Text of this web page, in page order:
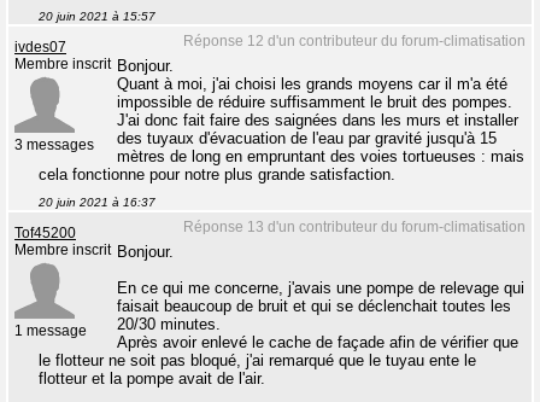
20 juin 2021 à 15:57
Réponse 12 d'un contributeur du forum-climatisation
ivdes07
Membre inscrit
3 messages
Bonjour.
Quant à moi, j'ai choisi les grands moyens car il m'a été
impossible de réduire suffisamment le bruit des pompes.
J'ai donc fait faire des saignées dans les murs et installer
des tuyaux d'évacuation de l'eau par gravité jusqu'à 15
mètres de long en empruntant des voies tortueuses : mais
cela fonctionne pour notre plus grande satisfaction.
20 juin 2021 à 16:37
Réponse 13 d'un contributeur du forum-climatisation
Tof45200
Membre inscrit
1 message
Bonjour.
En ce qui me concerne, j'avais une pompe de relevage qui
faisait beaucoup de bruit et qui se déclenchait toutes les
20/30 minutes.
Après avoir enlevé le cache de façade afin de vérifier que
le flotteur ne soit pas bloqué, j'ai remarqué que le tuyau ente le
flotteur et la pompe avait de l'air.